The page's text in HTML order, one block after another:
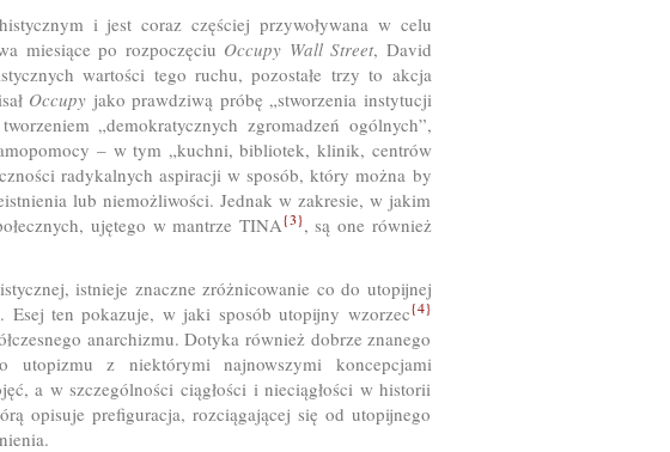
i jest coraz częściej przywoływana w celu
miesiące po rozpoczęciu Occupy Wall Street, David
wartości tego ruchu, pozostałe trzy to akcja
Occupy jako prawdziwą próbę „stworzenia instytucji
„demokratycznych zgromadzeń ogólnych”,
– w tym „kuchni, bibliotek, klinik, centrów
radykalnych aspiracji w sposób, który można by
lub niemożliwości. Jednak w zakresie, w jakim
ujętego w mantrze TINA{3}, są one również
istnieje znaczne zróżnicowanie co do utopijnej
ten pokazuje, w jaki sposób utopijny wzorzec{4}
anarchizmu. Dotyka również dobrze znanego
utopizmu z niektórymi najnowszymi koncepcjami
a w szczególności ciągłości i nieciągłości w historii
opisuje prefiguracja, rozciągającej się od utopijnego